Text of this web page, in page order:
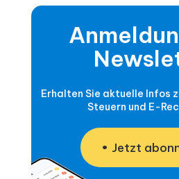
Erhalten Sie aktuelle Infos
Steuern und E-
Jetzt